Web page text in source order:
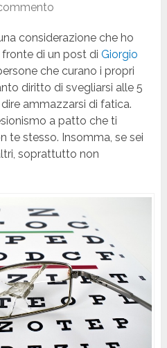
considerazione che ho
di un post diGiorgio
che curano i propri
diritto di svegliarsi alle 5
ammazzarsi di fatica.
a patto che ti
te stesso. Insomma, se sei
soprattutto non